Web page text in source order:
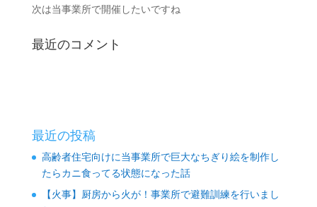
次は当事業所で開催したいですね
最近のコメント
最近の投稿
高齢者住宅向けに当事業所で巨大なちぎり絵を制作し
たらカニ食ってる状態になった話
【火事】厨房から火が！事業所で避難訓練を行いまし